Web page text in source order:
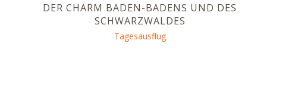
DER CHARM BADEN-BADENS UND DES
SCHWARZWALDES
Tagesausflug